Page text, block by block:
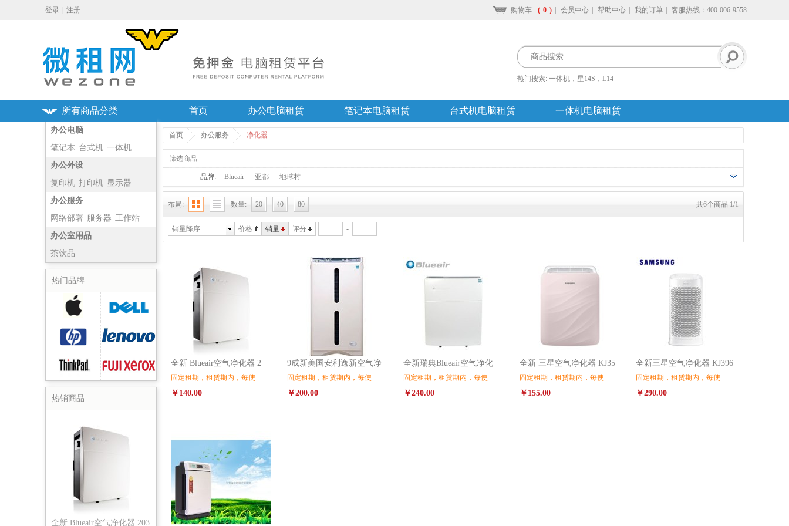
登录 注册 购物车 ( 0 ) 会员中心 帮助中心 我的订单 客服热线：400-006-9558
热门搜索: 一体机，星14S，L14
首页 办公电脑租赁 笔记本电脑租赁 台式机电脑租赁 一体机电脑租赁
所有商品分类
办公电脑
笔记本 台式机 一体机
主机
办公外设
复印机 打印机 显示器
投影仪
办公服务
网络部署 服务器 工作站
净化器
办公室用品
茶饮品
热门品牌
苹果 戴尔
惠普 联想
ThinkPad
热销商品
全新 Blueair空气净化器 203
首页 办公服务 净化器
筛选商品
品牌: Blueair 亚都 地球村
布局: 数量: 20 40 80 共6个商品 1/1
销量降序 价格 销量 评分 -
全新 Blueair空气净化器 2
固定租期，租赁期内，每使
￥140.00
9成新美国安利逸新空气净
固定租期，租赁期内，每使
￥200.00
全新瑞典Blueair空气净化
固定租期，租赁期内，每使
￥240.00
全新 三星空气净化器 KJ35
固定租期，租赁期内，每使
￥155.00
全新三星空气净化器 KJ396
固定租期，租赁期内，每使
￥290.00